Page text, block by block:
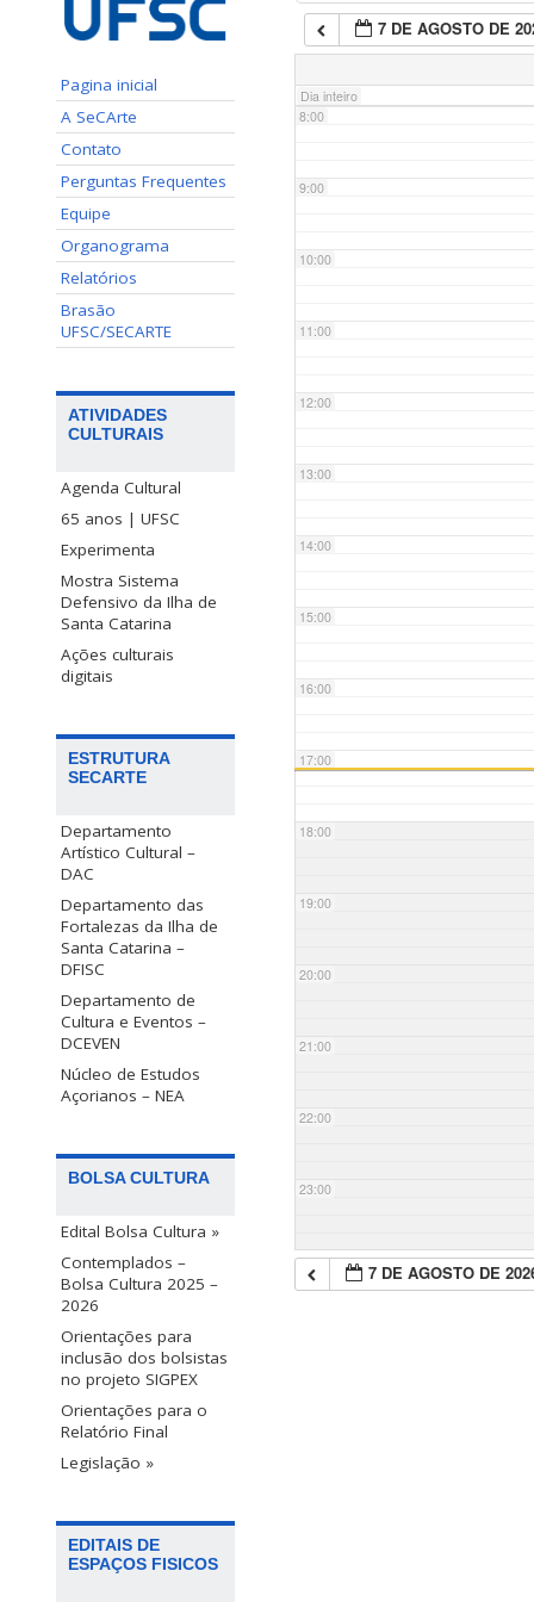
Pagina inicial
A SeCArte
Contato
Perguntas Frequentes
Equipe
Organograma
Relatórios
Brasão
UFSC/SECARTE
ATIVIDADES
CULTURAIS
Agenda Cultural
65 anos | UFSC
Experimenta
Mostra Sistema
Defensivo da Ilha de
Santa Catarina
Ações culturais
digitais
ESTRUTURA
SECARTE
Departamento
Artístico Cultural –
DAC
Departamento das
Fortalezas da Ilha de
Santa Catarina –
DFISC
Departamento de
Cultura e Eventos –
DCEVEN
Núcleo de Estudos
Açorianos – NEA
BOLSA CULTURA
Edital Bolsa Cultura »
Contemplados –
Bolsa Cultura 2025 –
2026
Orientações para
inclusão dos bolsistas
no projeto SIGPEX
Orientações para o
Relatório Final
Legislação »
EDITAIS DE
ESPAÇOS FISICOS
7 DE AGOSTO DE
Dia inteiro
7:00
8:00
9:00
10:00
11:00
12:00
13:00
14:00
15:00
16:00
17:00
18:00
19:00
20:00
21:00
22:00
23:00
7 DE AGOSTO DE